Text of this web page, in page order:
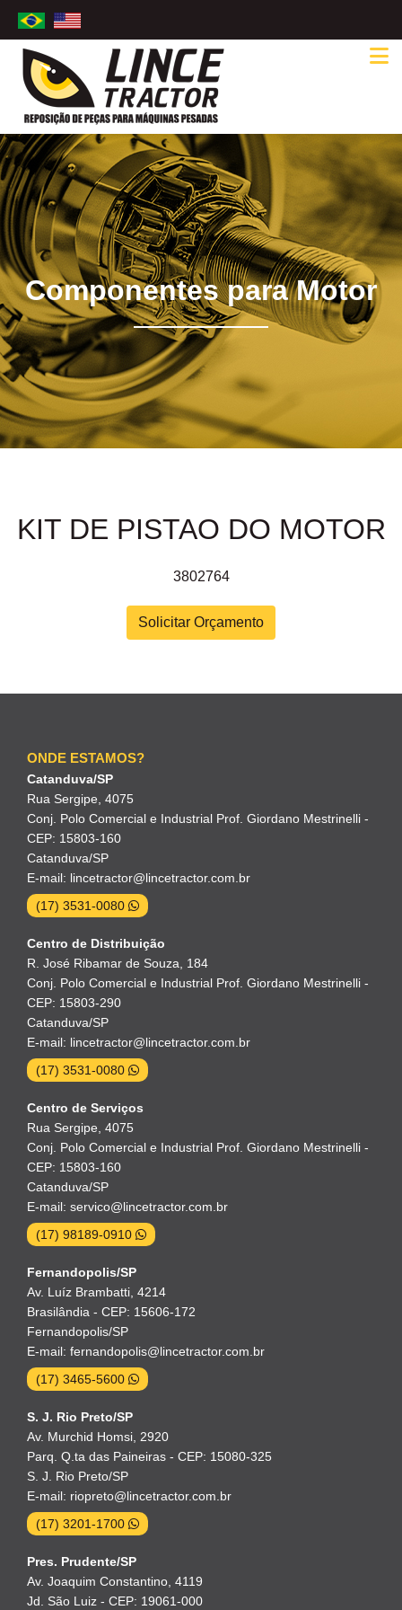
Componentes para Motor
KIT DE PISTAO DO MOTOR
3802764
Solicitar Orçamento
ONDE ESTAMOS?
Catanduva/SP
Rua Sergipe, 4075
Conj. Polo Comercial e Industrial Prof. Giordano Mestrinelli -
CEP: 15803-160
Catanduva/SP
E-mail: lincetractor@lincetractor.com.br
(17) 3531-0080
Centro de Distribuição
R. José Ribamar de Souza, 184
Conj. Polo Comercial e Industrial Prof. Giordano Mestrinelli -
CEP: 15803-290
Catanduva/SP
E-mail: lincetractor@lincetractor.com.br
(17) 3531-0080
Centro de Serviços
Rua Sergipe, 4075
Conj. Polo Comercial e Industrial Prof. Giordano Mestrinelli -
CEP: 15803-160
Catanduva/SP
E-mail: servico@lincetractor.com.br
(17) 98189-0910
Fernandopolis/SP
Av. Luíz Brambatti, 4214
Brasilândia - CEP: 15606-172
Fernandopolis/SP
E-mail: fernandopolis@lincetractor.com.br
(17) 3465-5600
S. J. Rio Preto/SP
Av. Murchid Homsi, 2920
Parq. Q.ta das Paineiras - CEP: 15080-325
S. J. Rio Preto/SP
E-mail: riopreto@lincetractor.com.br
(17) 3201-1700
Pres. Prudente/SP
Av. Joaquim Constantino, 4119
Jd. São Luiz - CEP: 19061-000